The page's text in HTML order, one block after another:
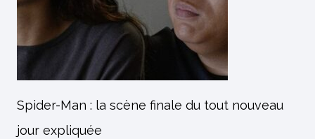
Spider-Man : la scène finale du tout nouveau
jour expliquée